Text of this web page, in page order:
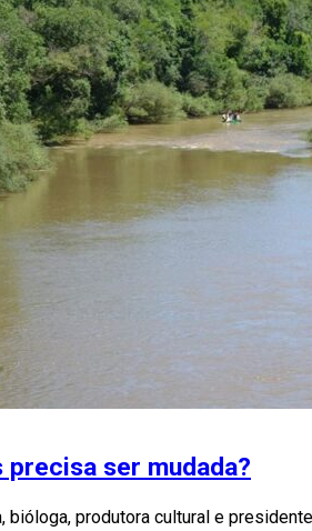
ser mudada?
bióloga, produtora cultural e